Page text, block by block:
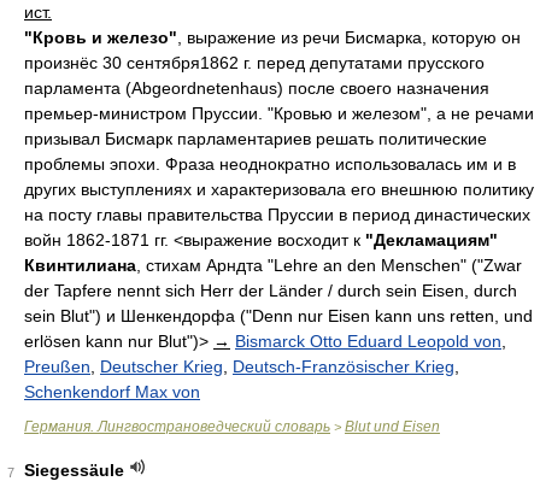
ист.
"Кровь и железо" , выражение из речи Бисмарка, которую он
произнёс 30 сентября1862 г. перед депутатами прусского
парламента (Abgeordnetenhaus) после своего назначения
премьер-министром Пруссии. "Кровью и железом", а не речами
призывал Бисмарк парламентариев решать политические
проблемы эпохи. Фраза неоднократно использовалась им и в
других выступлениях и характеризовала его внешнюю политику
на посту главы правительства Пруссии в период династических
войн 1862-1871 гг. <выражение восходит к "Декламациям"
Квинтилиана , стихам Арндта "Lehre an den Menschen" ("Zwar
der Tapfere nennt sich Herr der Länder / durch sein Eisen, durch
sein Blut") и Шенкендорфа ("Denn nur Eisen kann uns retten, und
erlösen kann nur Blut")> → Bismarck Otto Eduard Leopold von
Preußen
Deutscher Krieg Deutsch-Französischer Krieg
Schenkendorf Max von
Германия. Лингвострановедческий словарь > Blut und Eisen
7
Siegessäule